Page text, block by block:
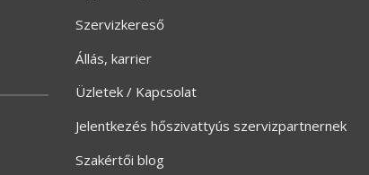
Szervizkereső
Állás, karrier
Üzletek / Kapcsolat
Jelentkezés hőszivattyús szervizpartnernek
Szakértői blog